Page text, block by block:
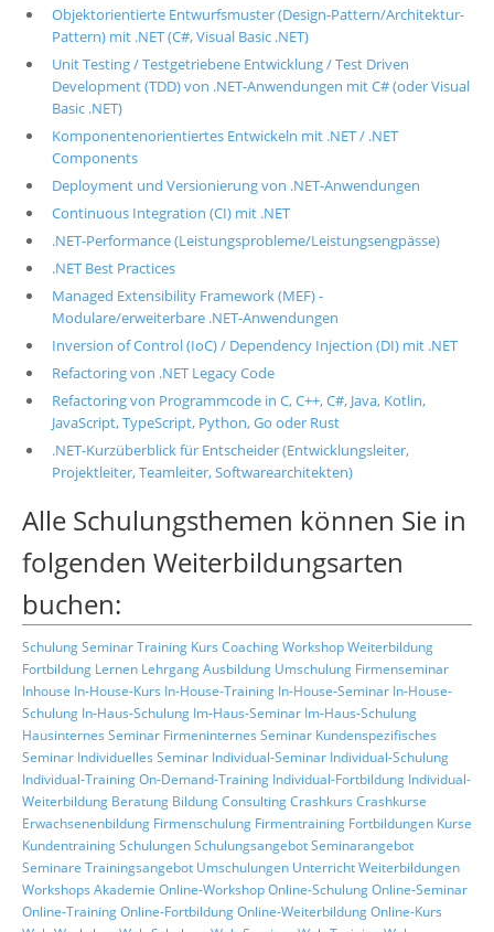
Objektorientierte Entwurfsmuster (Design-Pattern/Architektur-
Pattern) mit .NET (C#, Visual Basic .NET)
Unit Testing / Testgetriebene Entwicklung / Test Driven
Development (TDD) von .NET-Anwendungen mit C# (oder Visual
Basic .NET)
Komponentenorientiertes Entwickeln mit .NET / .NET
Components
Deployment und Versionierung von .NET-Anwendungen
Continuous Integration (CI) mit .NET
.NET-Performance (Leistungsprobleme/Leistungsengpässe)
.NET Best Practices
Managed Extensibility Framework (MEF) -
Modulare/erweiterbare .NET-Anwendungen
Inversion of Control (IoC) / Dependency Injection (DI) mit .NET
Refactoring von .NET Legacy Code
Refactoring von Programmcode in C, C++, C#, Java, Kotlin,
JavaScript, TypeScript, Python, Go oder Rust
.NET-Kurzüberblick für Entscheider (Entwicklungsleiter,
Projektleiter, Teamleiter, Softwarearchitekten)
Alle Schulungsthemen können Sie in
folgenden Weiterbildungsarten
buchen:
SchulungSeminarTraining Kurs CoachingWorkshopWeiterbildung
Fortbildung Lernen LehrgangAusbildung Umschulung Firmenseminar
Inhouse In-House-Kurs In-House-Training In-House-Seminar In-House-
Schulung In-Haus-Schulung Im-Haus-Seminar Im-Haus-Schulung
Hausinternes Seminar Firmeninternes Seminar Kundenspezifisches
Seminar Individuelles Seminar Individual-Seminar Individual-Schulung
Individual-TrainingOn-Demand-Training Individual-Fortbildung Individual-
Weiterbildung Beratung BildungConsultingCrashkurs Crashkurse
Erwachsenenbildung Firmenschulung Firmentraining Fortbildungen Kurse
KundentrainingSchulungenSchulungsangebotSeminarangebot
Seminare Trainingsangebot Umschulungen UnterrichtWeiterbildungen
Workshops Akademie Online-WorkshopOnline-SchulungOnline-Seminar
Online-TrainingOnline-FortbildungOnline-WeiterbildungOnline-Kurs